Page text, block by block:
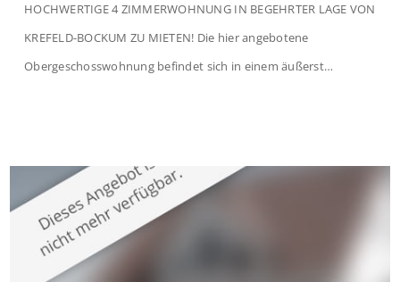
HOCHWERTIGE 4 ZIMMERWOHNUNG IN BEGEHRTER LAGE VON
KREFELD-BOCKUM ZU MIETEN! Die hier angebotene
Obergeschosswohnung befindet sich in einem äußerst
großzügige Räume und eine hochwertige Ausstattung, die
modernen Wohnkomfort mit einem stilvollen Ambiente
verbindet. Der […]